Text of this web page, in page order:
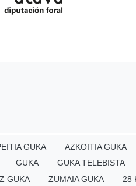
GUKA AZKOITIA GUKA
GUKA GUKA TELEBISTA
GUKA ZUMAIA GUKA 28